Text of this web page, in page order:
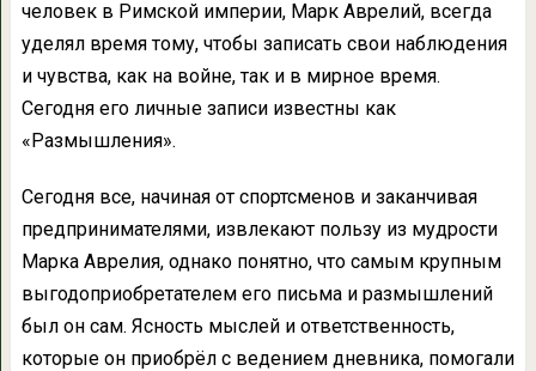
человек в Римской империи, Марк Аврелий, всегда
уделял время тому, чтобы записать свои наблюдения
и чувства, как на войне, так и в мирное время.
Сегодня его личные записи известны как
«Размышления».
Сегодня все, начиная от спортсменов и заканчивая
предпринимателями, извлекают пользу из мудрости
Марка Аврелия, однако понятно, что самым крупным
выгодоприобретателем его письма и размышлений
был он сам. Ясность мыслей и ответственность,
которые он приобрёл с ведением дневника, помогали